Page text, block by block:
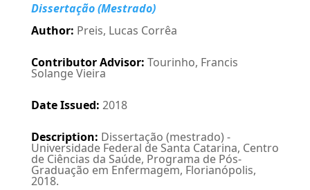
Dissertação (Mestrado)
Author: Preis, Lucas Corrêa
Contributor Advisor: Tourinho, Francis
Solange Vieira
Date Issued: 2018
Description: Dissertação (mestrado) -
Universidade Federal de Santa Catarina, Centro
de Ciências da Saúde, Programa de Pós-
Graduação em Enfermagem, Florianópolis,
2018.